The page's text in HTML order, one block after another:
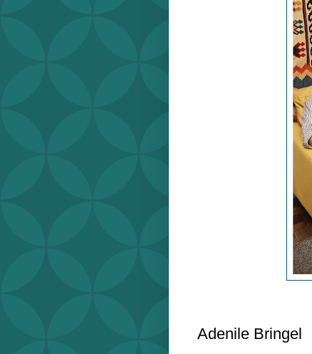
Adenile Bringel